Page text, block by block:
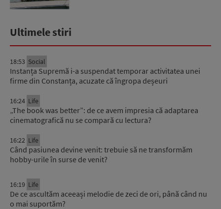
Ultimele stiri
18:53 Social
Instanța Supremă i-a suspendat temporar activitatea unei
firme din Constanța, acuzate că îngropa deșeuri
16:24 Life
„The book was better”: de ce avem impresia că adaptarea
cinematografică nu se compară cu lectura?
16:22 Life
Când pasiunea devine venit: trebuie să ne transformăm
hobby-urile în surse de venit?
16:19 Life
De ce ascultăm aceeași melodie de zeci de ori, până când nu
o mai suportăm?